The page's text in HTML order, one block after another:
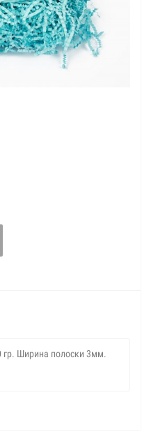
гр. Ширина полоски 3мм.